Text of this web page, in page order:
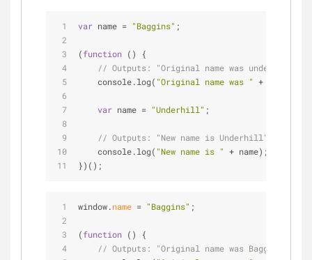
var name = "Baggins" ;
(function ( )
{
// Outputs: "Original name was undefined"
    console.log(
"Original name was " +
var name = "Underhill" ;
// Outputs: "New name is Underhill"
    console.log(
"New name is " + name);
})();
window.name = "Baggins" ;
(function ( )
{
// Outputs: "Original name was Baggins"